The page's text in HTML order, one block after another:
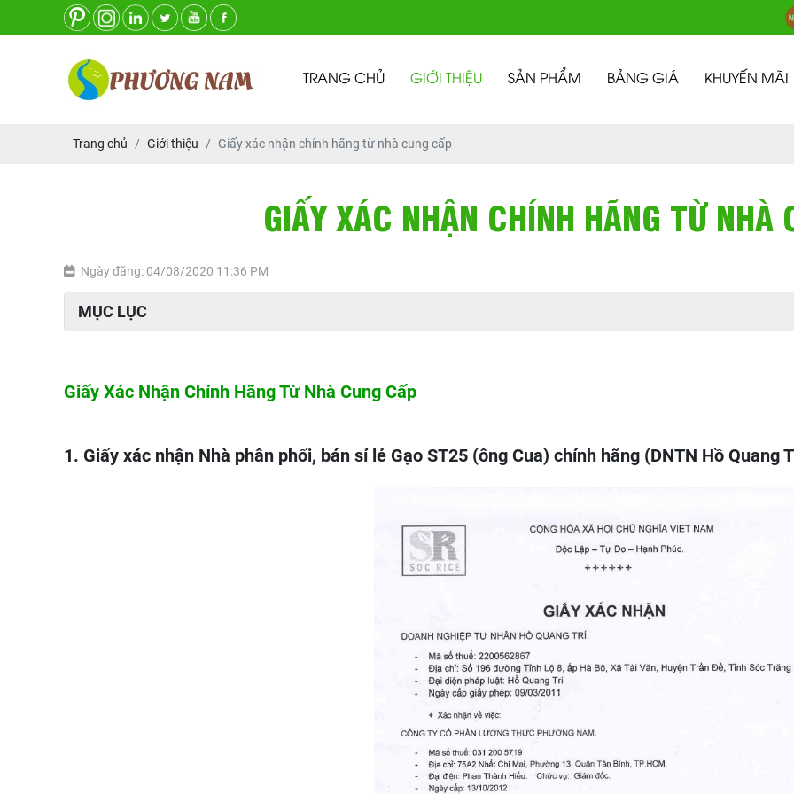
TRANG CHỦ GIỚI THIỆU SẢN PHẨM BẢNG GIÁ KHUYẾN MÃI
Trang chủ Giới thiệu Giấy xác nhận chính hãng từ nhà cung cấp
GIẤY XÁC NHẬN CHÍNH HÃNG TỪ NHÀ
Ngày đăng: 04/08/2020 11:36 PM
MỤC LỤC
Giấy Xác Nhận Chính Hãng Từ Nhà Cung Cấp
1. Giấy xác nhận Nhà phân phối, bán sỉ lẻ Gạo ST25 (ông Cua) chính hãng (DNTN Hồ Quang